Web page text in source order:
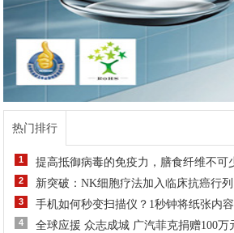
热门排行
1 提高抵御病毒的免疫力，膳食纤维不可
2 新突破：NK细胞疗法加入临床抗癌行列
3 手机如何秒变扫描仪？1秒钟将纸张内
4 全球应援 众志成城 广汽菲克捐赠100万